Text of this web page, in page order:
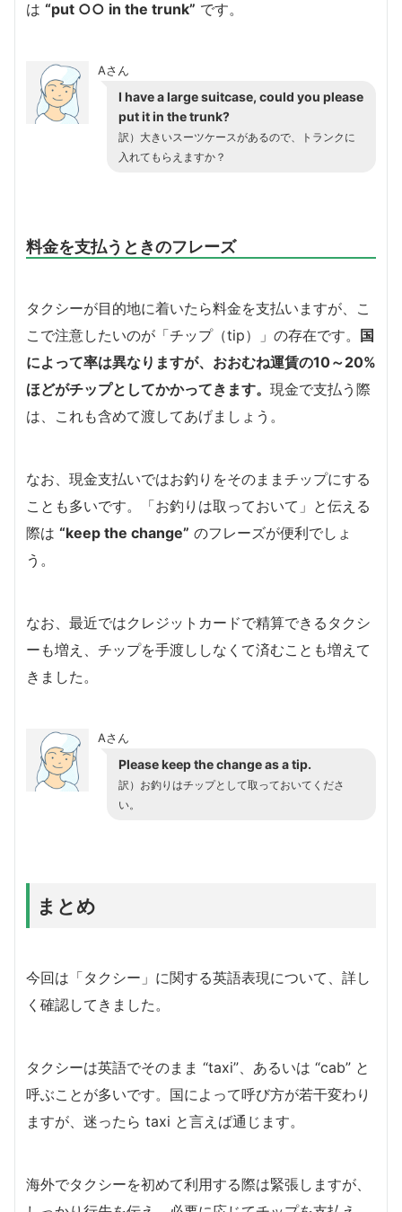
は “put ○○ in the trunk” です。
Aさん
I have a large suitcase, could you please
put it in the trunk?
訳）大きいスーツケースがあるので、トランクに
入れてもらえますか？
料金を支払うときのフレーズ
タクシーが目的地に着いたら料金を支払いますが、こ
こで注意したいのが「チップ（tip）」の存在です。 国
によって率は異なりますが、おおむね運賃の10～20%
ほどがチップとしてかかってきます。 現金で支払う際
は、これも含めて渡してあげましょう。
なお、現金支払いではお釣りをそのままチップにする
ことも多いです。「お釣りは取っておいて」と伝える
際は “keep the change” のフレーズが便利でしょ
う。
なお、最近ではクレジットカードで精算できるタクシ
ーも増え、チップを手渡ししなくて済むことも増えて
きました。
Aさん
Please keep the change as a tip.
訳）お釣りはチップとして取っておいてくださ
い。
まとめ
今回は「タクシー」に関する英語表現について、詳し
く確認してきました。
タクシーは英語でそのまま “taxi”、あるいは “cab” と
呼ぶことが多いです。国によって呼び方が若干変わり
ますが、迷ったら taxi と言えば通じます。
海外でタクシーを初めて利用する際は緊張しますが、